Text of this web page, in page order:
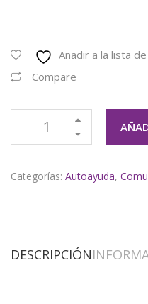
Añadir a la lista
Compare
Categorías: Autoayuda,
DESCRIPCIÓN